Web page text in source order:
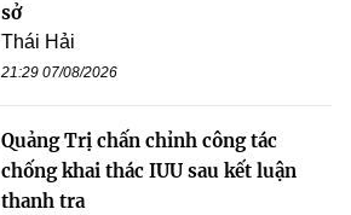
sở
Thái Hải
21:29 07/08/2026
Quảng Trị chấn chỉnh công tác
chống khai thác IUU sau kết luận
thanh tra